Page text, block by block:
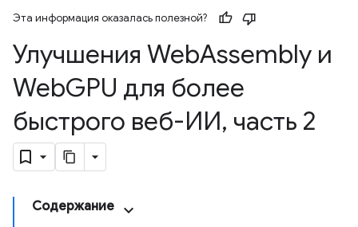
Эта информация оказалась полезной?
Улучшения WebAssembly и
WebGPU для более
быстрого веб-ИИ, часть 2
Содержание